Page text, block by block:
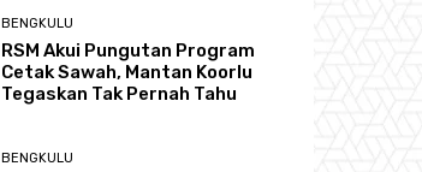
BENGKULU
RSM Akui Pungutan Program
Cetak Sawah, Mantan Koorlu
Tegaskan Tak Pernah Tahu
BENGKULU